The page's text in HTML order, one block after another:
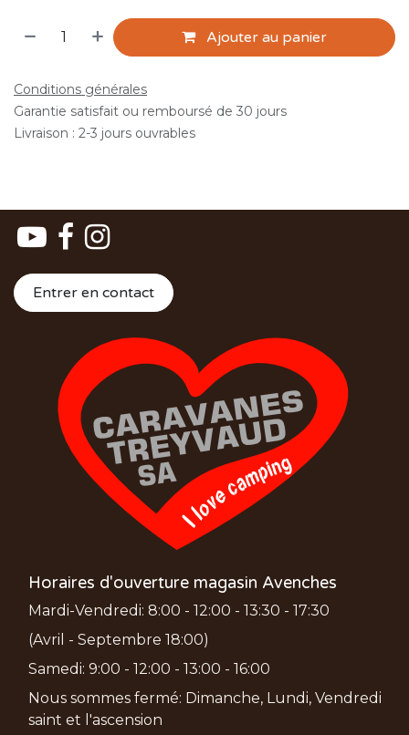
Ajouter au panier
Conditions générales
Garantie satisfait ou remboursé de 30 jours
Livraison : 2-3 jours ouvrables
Entrer en contact
Horaires d'ouverture magasin Avenches
Mardi-Vendredi: 8:00 - 12:00 - 13:30 - 17:30
(Avril - Septembre 18:00)
Samedi: 9:00 - 12:00 - 13:00 - 16:00
Nous sommes fermé: Dimanche, Lundi, Vendredi
saint et l'ascension